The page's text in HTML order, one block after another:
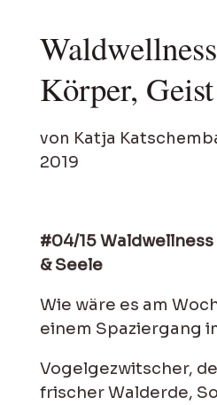
Körper,
von Katja
2019
#04/15
& Seele
Wie wäre es am
einem Spaziergang
Vogelgezwitscher,
frischer Walderde,